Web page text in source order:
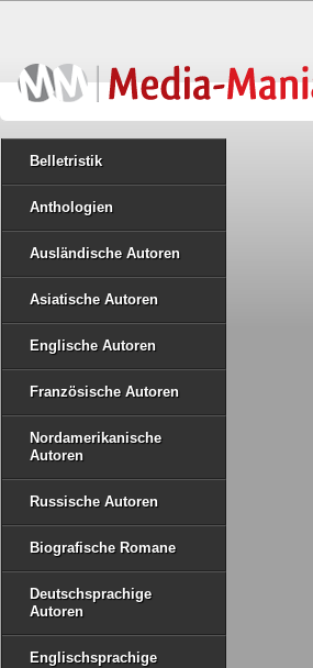
Belletristik
Anthologien
Ausländische Autoren
Asiatische Autoren
Englische Autoren
Französische Autoren
Nordamerikanische
Autoren
Russische Autoren
Biografische Romane
Deutschsprachige
Autoren
Englischsprachige